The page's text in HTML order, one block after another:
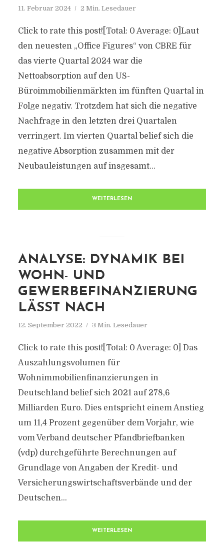
11. Februar 2024 2 Min. Lesedauer
Click to rate this post![Total: 0 Average: 0]Laut
den neuesten „Office Figures“ von CBRE für
das vierte Quartal 2024 war die
Nettoabsorption auf den US-
Büroimmobilienmärkten im fünften Quartal in
Folge negativ. Trotzdem hat sich die negative
Nachfrage in den letzten drei Quartalen
verringert. Im vierten Quartal belief sich die
negative Absorption zusammen mit der
Neubauleistungen auf insgesamt...
WEITERLESEN
ANALYSE: DYNAMIK BEI
WOHN- UND
GEWERBEFINANZIERUNG
LÄSST NACH
12. September 2022 3 Min. Lesedauer
Click to rate this post![Total: 0 Average: 0] Das
Auszahlungsvolumen für
Wohnimmobilienfinanzierungen in
Deutschland belief sich 2021 auf 278,6
Milliarden Euro. Dies entspricht einem Anstieg
um 11,4 Prozent gegenüber dem Vorjahr, wie
vom Verband deutscher Pfandbriefbanken
(vdp) durchgeführte Berechnungen auf
Grundlage von Angaben der Kredit- und
Versicherungswirtschaftsverbände und der
Deutschen...
WEITERLESEN